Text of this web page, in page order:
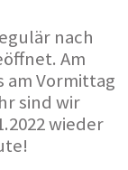
nach
Am
am Vormittag
sind wir
wieder